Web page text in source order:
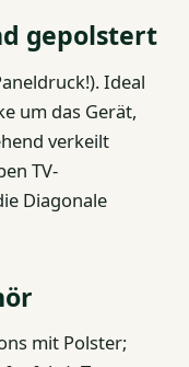
gepolstert
Ideal
um das Gerät,
verkeilt
TV-
Diagonale
mit Polster;